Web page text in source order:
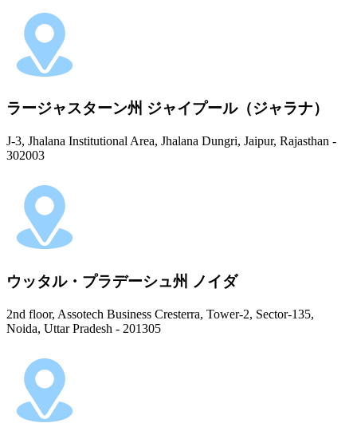
ラージャスターン州 ジャイプール（ジャラナ）
J-3, Jhalana Institutional Area, Jhalana Dungri, Jaipur, Rajasthan -
302003
ウッタル・プラデーシュ州 ノイダ
2nd floor, Assotech Business Cresterra, Tower-2, Sector-135,
Noida, Uttar Pradesh - 201305